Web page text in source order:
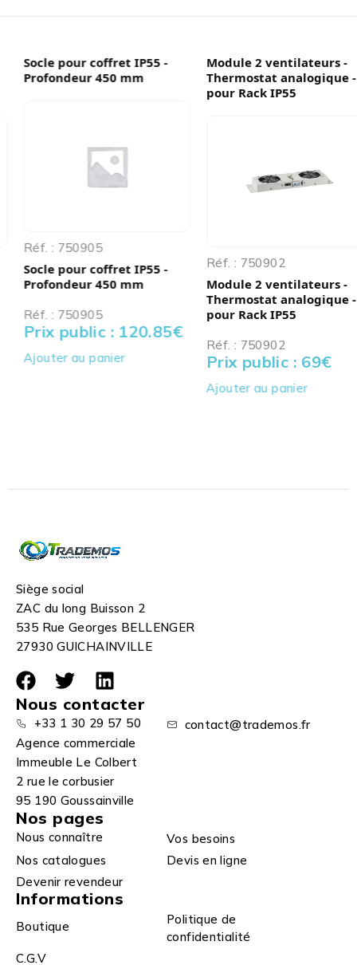
Socle pour coffret IP55 -
Profondeur 450 mm
Réf. : 750905
Socle pour coffret IP55 -
Profondeur 450 mm
Réf. : 750905
Prix public : 120.85€
Ajouter au panier
Module 2 ventilateurs -
Thermostat analogique -
pour Rack IP55
Réf. : 750902
Module 2 ventilateurs -
Thermostat analogique -
pour Rack IP55
Réf. : 750902
Prix public : 69 €
Ajouter au panier
Siège social
ZAC du long Buisson 2
535 Rue Georges BELLENGER
27930 GUICHAINVILLE
Nous contacter
+33 1 30 29 57 50
contact@trademos.fr
Agence commerciale
Immeuble Le Colbert
2 rue le corbusier
95 190 Goussainville
Nos pages
Nous connaître
Vos besoins
Nos catalogues
Devis en ligne
Devenir revendeur
Informations
Boutique
Politique de
confidentialité
C.G.V